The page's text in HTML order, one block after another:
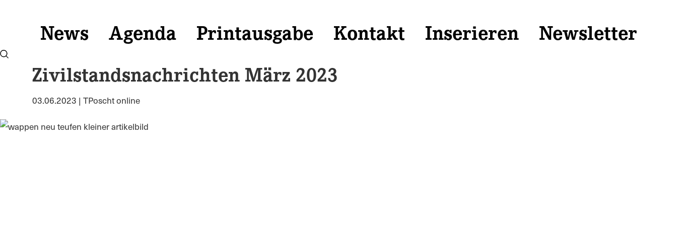
News Agenda Printausgabe Kontakt Inserieren
Newsletter
Zivilstandsnachrichten März 2023
03.06.2023 | TPoscht online